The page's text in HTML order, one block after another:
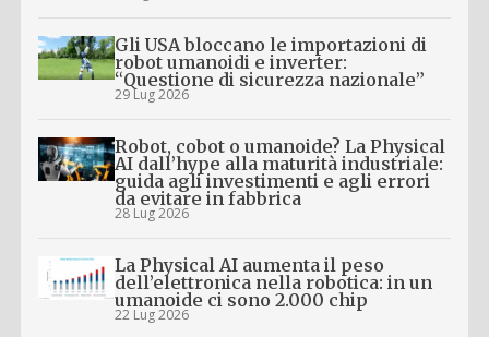
Gli USA bloccano le importazioni di
robot umanoidi e inverter:
“Questione di sicurezza nazionale”
29 Lug 2026
Robot, cobot o umanoide? La Physical
AI dall’hype alla maturità industriale:
guida agli investimenti e agli errori
da evitare in fabbrica
28 Lug 2026
La Physical AI aumenta il peso
dell’elettronica nella robotica: in un
umanoide ci sono 2.000 chip
22 Lug 2026